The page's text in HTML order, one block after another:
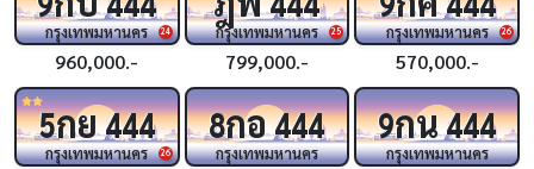
24
กรุงเทพมหานคร
960,000.-
25
กรุงเทพมหานคร
799,000.-
26
กรุงเทพมหานคร
570,000.-
26
5กย444
กรุงเทพมหานคร
8กอ444
กรุงเทพมหานคร
9กน444
กรุงเทพมหานคร